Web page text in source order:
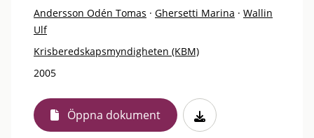
Andersson Odén Tomas · Ghersetti Marina · Wallin
Ulf
Krisberedskapsmyndigheten (KBM)
2005
Öppna dokument